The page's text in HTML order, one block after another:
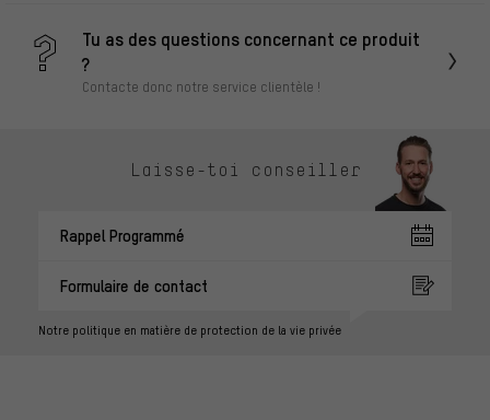
Tu as des questions concernant ce produit
?
Contacte donc notre service clientèle !
Laisse-toi conseiller
Rappel Programmé
Formulaire de contact
Notre politique en matière de protection de la vie privée